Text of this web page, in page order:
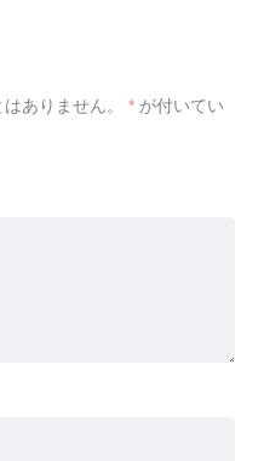
ありません。 * が付いてい